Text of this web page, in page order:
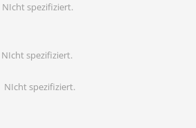
NIcht spezifiziert.
NIcht spezifiziert.
NIcht spezifiziert.